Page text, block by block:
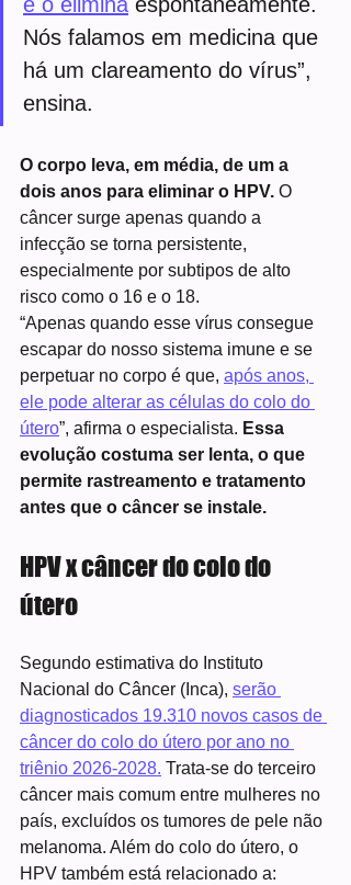
Nós falamos em medicina que
há um clareamento do vírus”,
ensina.
O corpo leva, em média, de um a
dois anos para eliminar o HPV. O
câncer surge apenas quando a
infecção se torna persistente,
especialmente por subtipos de alto
risco como o 16 e o 18.
“Apenas quando esse vírus consegue
escapar do nosso sistema imune e se
perpetuar no corpo é que, após anos,
ele pode alterar as células do colo do
útero”, afirma o especialista. Essa
evolução costuma ser lenta, o que
permite rastreamento e tratamento
antes que o câncer se instale.
HPV x câncer do colo do
útero
Segundo estimativa do Instituto
Nacional do Câncer (Inca), serão
diagnosticados 19.310 novos casos de
câncer do colo do útero por ano no
triênio 2026-2028. Trata-se do terceiro
câncer mais comum entre mulheres no
país, excluídos os tumores de pele não
melanoma. Além do colo do útero, o
HPV também está relacionado a: